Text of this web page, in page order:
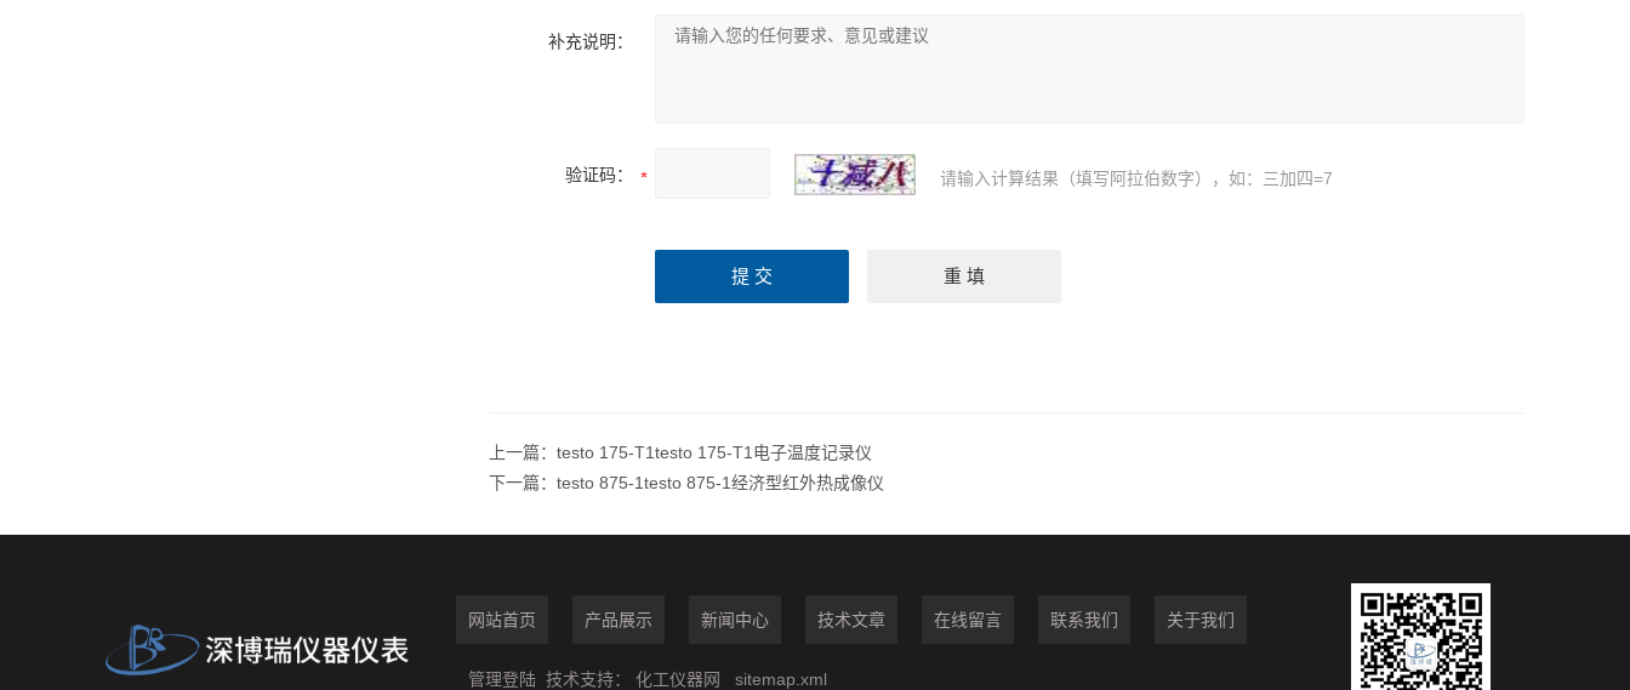
补充说明：
验证码： 请输入计算结果（填写阿拉伯数字），如：三加四=7
上一篇： testo 175-T1testo 175-T1电子温度记录仪
下一篇： testo 875-1testo 875-1经济型红外热成像仪
网站首页 产品展示 新闻中心 技术文章 在线留言 联系我们 关于我们
管理登陆 技术支持： 化工仪器网 sitemap.xml